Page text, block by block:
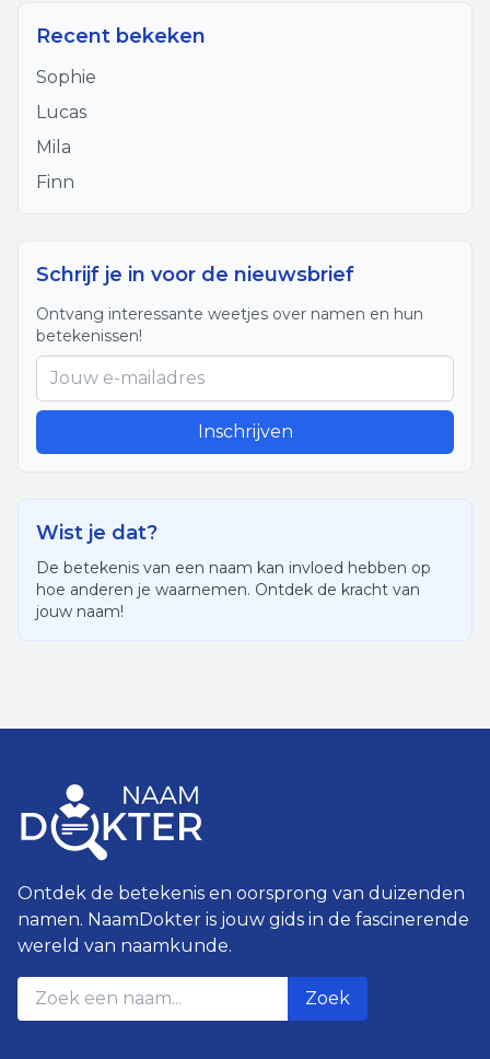
Recent bekeken
Sophie
Lucas
Mila
Finn
Schrijf je in voor de nieuwsbrief
Ontvang interessante weetjes over namen en hun
betekenissen!
Inschrijven
Wist je dat?
De betekenis van een naam kan invloed hebben op
hoe anderen je waarnemen. Ontdek de kracht van
jouw naam!
Ontdek de betekenis en oorsprong van duizenden
namen. NaamDokter is jouw gids in de fascinerende
wereld van naamkunde.
Zoek